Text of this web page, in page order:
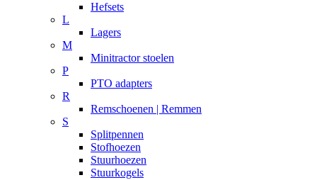
Hefsets
L
Lagers
M
Minitractor stoelen
P
PTO adapters
R
Remschoenen | Remmen
S
Splitpennen
Stofhoezen
Stuurhoezen
Stuurkogels